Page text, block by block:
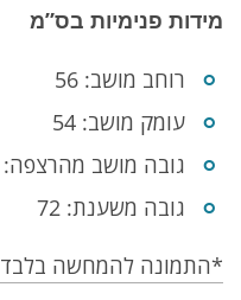
מידות פנימיות בס”מ
רוחב מושב: 56
עומק מושב: 54
גובה מושב מהרצפה: 56
גובה משענת: 72
*התמונה להמחשה בלבד